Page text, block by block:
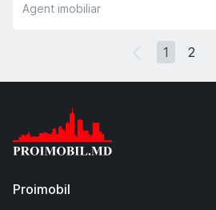
Agent imobiliar
1 2
Proimobil